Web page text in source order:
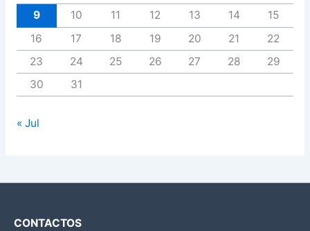
9
10 11 12 13 14
15
16
17 18 19 20 21
22
23
24 25 26 27 28
29
30
31
« Jul
CONTACTOS